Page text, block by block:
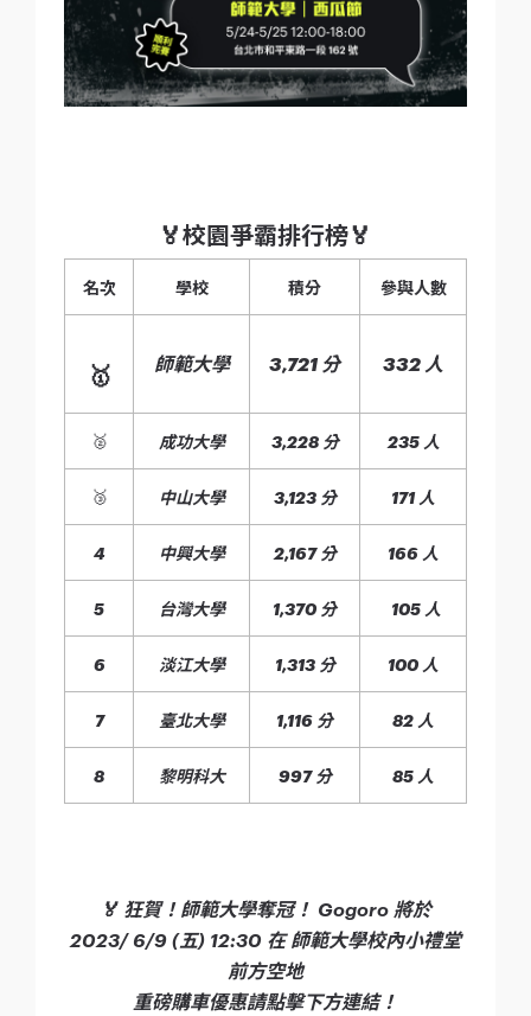
🏅校園爭霸排行榜🏅
名次 學校 積分 參與人數
🥇 師範大學 3,721 分 332 人
🥈 成功大學 3,228 分 235 人
🥉 中山大學 3,123 分 171 人
4 中興大學 2,167 分 166 人
5 台灣大學 1,370 分 105 人
6 淡江大學 1,313 分 100 人
7 臺北大學 1,116 分 82 人
8 黎明科大 997 分 85 人
🏅 狂賀！師範大學奪冠！ Gogoro 將於
2023/ 6/9 (五) 12:30 在 師範大學校內小禮堂
前方空地
重磅購車優惠請點擊下方連結！